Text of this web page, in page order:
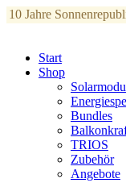
10 Jahre
Start
Shop
Bundles
TRIOS
Zubehör
Angebote